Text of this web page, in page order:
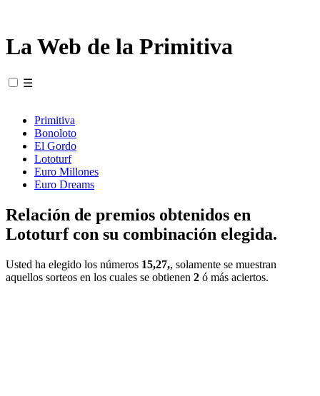
La Web de la Primitiva
☰
Primitiva
Bonoloto
El Gordo
Lototurf
Euro Millones
Euro Dreams
Relación de premios obtenidos en
Lototurf con su combinación elegida.
Usted ha elegido los números 15,27,, solamente se muestran
aquellos sorteos en los cuales se obtienen 2 ó más aciertos.